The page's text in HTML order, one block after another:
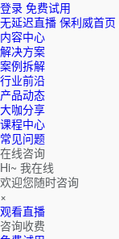
登录 免费试用
无延迟直播 保利威首页
内容中心
解决方案
案例拆解
行业前沿
产品动态
大咖分享
课程中心
常见问题
在线咨询
Hi~ 我在线
欢迎您随时咨询
×
观看直播
咨询收费